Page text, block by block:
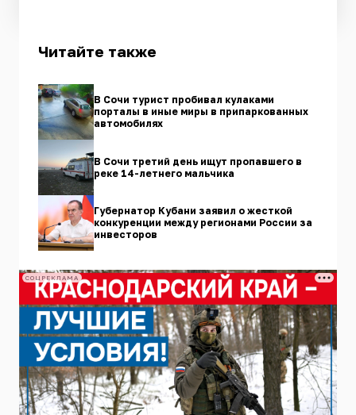
Читайте также
В Сочи турист пробивал кулаками
порталы в иные миры в припаркованных
автомобилях
В Сочи третий день ищут пропавшего в
реке 14-летнего мальчика
Губернатор Кубани заявил о жесткой
конкуренции между регионами России за
инвесторов
СОЦРЕКЛАМА